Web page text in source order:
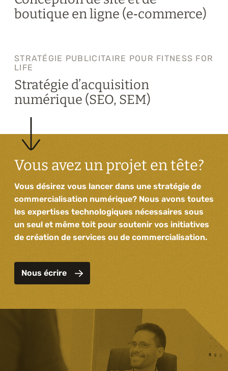
boutique en ligne (e‑commerce)
STRATÉGIE PUBLICITAIRE POUR FITNESS FOR
LIFE
Stratégie d’acquisition
numérique (SEO, SEM)
Vous avez un projet en tête?
Vous désirez vous lancer dans une stratégie de
commercialisation numérique? Nous avons toutes
les expertises technologiques nécessaires sous
un seul et même toit pour soutenir vos initiatives
de création de services ou de commercialisation.
Nous écrire